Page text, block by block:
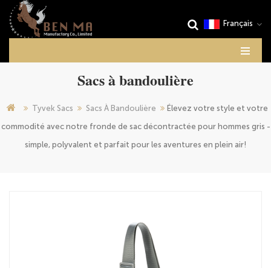
Français
Sacs à bandoulière
Tyvek Sacs Sacs À Bandoulière
Élevez votre style et votre
commodité avec notre fronde de sac décontractée pour hommes gris -
simple, polyvalent et parfait pour les aventures en plein air!